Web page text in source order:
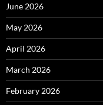
June 2026
May 2026
April 2026
March 2026
February 2026